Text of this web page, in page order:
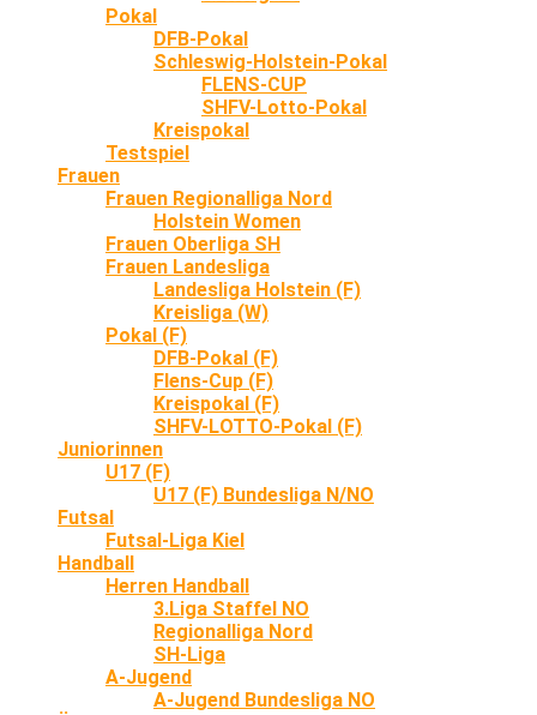
Pokal
DFB-Pokal
Schleswig-Holstein-Pokal
FLENS-CUP
SHFV-Lotto-Pokal
Kreispokal
Testspiel
Frauen
Frauen Regionalliga Nord
Holstein Women
Frauen Oberliga SH
Frauen Landesliga
Landesliga Holstein (F)
Kreisliga (W)
Pokal (F)
DFB-Pokal (F)
Flens-Cup (F)
Kreispokal (F)
SHFV-LOTTO-Pokal (F)
Juniorinnen
U17 (F)
U17 (F) Bundesliga N/NO
Futsal
Futsal-Liga Kiel
Handball
Herren Handball
3.Liga Staffel NO
Regionalliga Nord
SH-Liga
A-Jugend
A-Jugend Bundesliga NO